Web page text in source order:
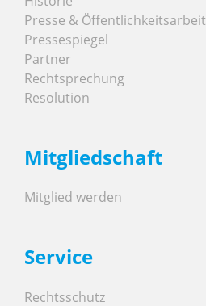
Presse & Öffentlichkeitsarbeit
Pressespiegel
Partner
Rechtsprechung
Resolution
Mitgliedschaft
Mitglied werden
Service
Rechtsschutz